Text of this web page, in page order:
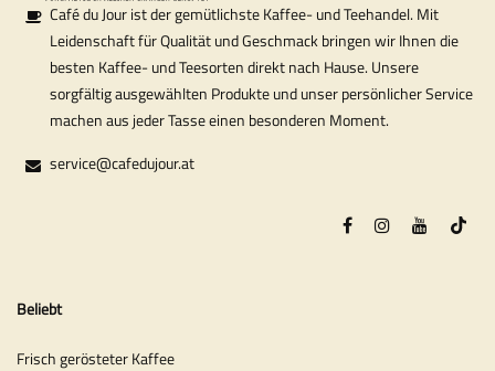
Café du Jour ist der gemütlichste Kaffee- und Teehandel. Mit
Leidenschaft für Qualität und Geschmack bringen wir Ihnen die
besten Kaffee- und Teesorten direkt nach Hause. Unsere
sorgfältig ausgewählten Produkte und unser persönlicher Service
machen aus jeder Tasse einen besonderen Moment.
service@cafedujour.at
Beliebt
Frisch gerösteter Kaffee